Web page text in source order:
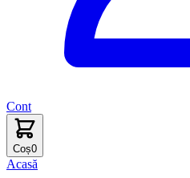
Cont
Coș0
Acasă